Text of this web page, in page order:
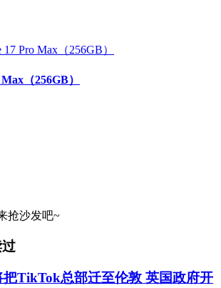
（256GB）
抢沙发吧~
把TikTok总部迁至伦敦 英国政府开